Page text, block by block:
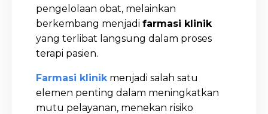
pengelolaan obat, melainkan
berkembang menjadi farmasi klinik
yang terlibat langsung dalam proses
terapi pasien.
Farmasi klinikmenjadi salah satu
elemen penting dalam meningkatkan
mutu pelayanan, menekan risiko